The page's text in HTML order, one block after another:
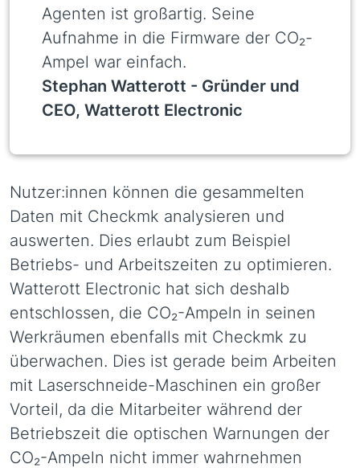
Agenten ist großartig. Seine
Aufnahme in die Firmware der CO₂-
Ampel war einfach.
Stephan Watterott - Gründer und
CEO, Watterott Electronic
Nutzer:innen können die gesammelten
Daten mit Checkmk analysieren und
auswerten. Dies erlaubt zum Beispiel
Betriebs- und Arbeitszeiten zu optimieren.
Watterott Electronic hat sich deshalb
entschlossen, die CO₂-Ampeln in seinen
Werkräumen ebenfalls mit Checkmk zu
überwachen. Dies ist gerade beim Arbeiten
mit Laserschneide-Maschinen ein großer
Vorteil, da die Mitarbeiter während der
Betriebszeit die optischen Warnungen der
CO₂-Ampeln nicht immer wahrnehmen